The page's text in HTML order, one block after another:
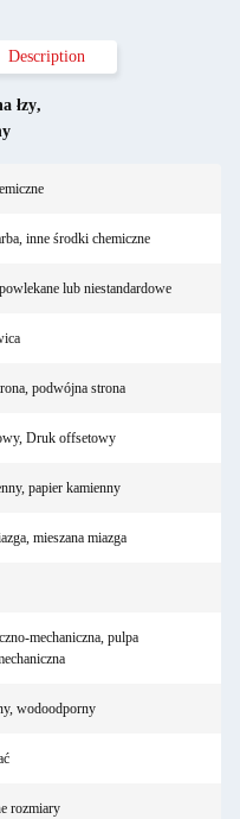
Description
łzy,
inne środki chemiczne
lub niestandardowe
podwójna strona
Druk offsetowy
papier kamienny
mieszana miazga
mechaniczna, pulpa
wodoodporny
rozmiary